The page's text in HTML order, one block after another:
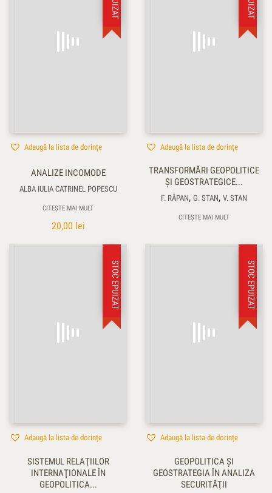
Adaugă la lista de dorințe
ANALIZE INCOMODE
ALBA IULIA CATRINEL POPESCU
CITEȘTE MAI MULT
20,00 lei
Adaugă la lista de dorințe
TRANSFORMĂRI GEOPOLITICE
ŞI GEOSTRATEGICE...
F. RÂPAN, G. STAN, V. STAN
CITEȘTE MAI MULT
STOC EPUIZAT
Adaugă la lista de dorințe
SISTEMUL RELAŢIILOR
INTERNAŢIONALE ÎN
GEOPOLITICA...
STOC EPUIZAT
Adaugă la lista de dorințe
GEOPOLITICA ŞI
GEOSTRATEGIA ÎN ANALIZA
SECURITĂŢII